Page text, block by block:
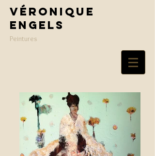
Véronique
Engels
Peintures